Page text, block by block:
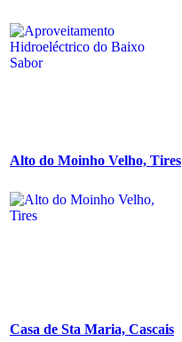
Alto do Moinho Velho, Tires
Casa de Sta Maria, Cascais